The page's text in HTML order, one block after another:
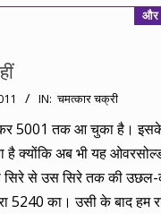
और
IN: चमत्कार चक्री
5001 तक आ चुका है।
है क्योंकि अब भी यह
से उस सिरे तक की
5240 का। उसी के बाद हम